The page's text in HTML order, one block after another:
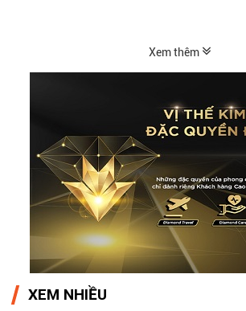
xem là tuyên ngôn mới của Audi
Xem thêm
XEM NHIỀU